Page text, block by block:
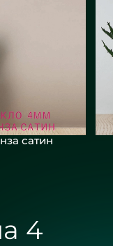
сатин
4